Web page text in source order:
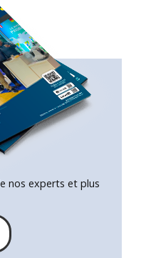
nos experts et plus